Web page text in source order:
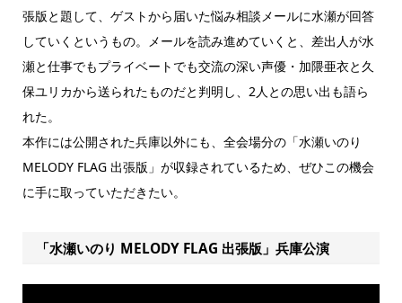
張版と題して、ゲストから届いた悩み相談メールに水瀬が回答
していくというもの。メールを読み進めていくと、差出人が水
瀬と仕事でもプライベートでも交流の深い声優・加隈亜衣と久
保ユリカから送られたものだと判明し、2人との思い出も語ら
れた。
本作には公開された兵庫以外にも、全会場分の「水瀬いのり
MELODY FLAG 出張版」が収録されているため、ぜひこの機会
に手に取っていただきたい。
「水瀬いのり MELODY FLAG 出張版」兵庫公演